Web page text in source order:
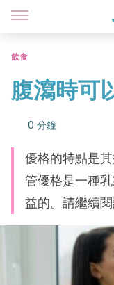
飲食
腹瀉時可
0 分鐘
優格的特點是
管優格是一種
益的。請繼續